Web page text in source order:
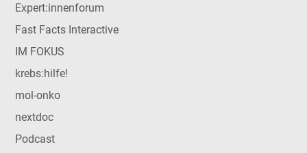
Expert:innenforum
Fast Facts Interactive
IM FOKUS
krebs:hilfe!
mol-onko
nextdoc
Podcast